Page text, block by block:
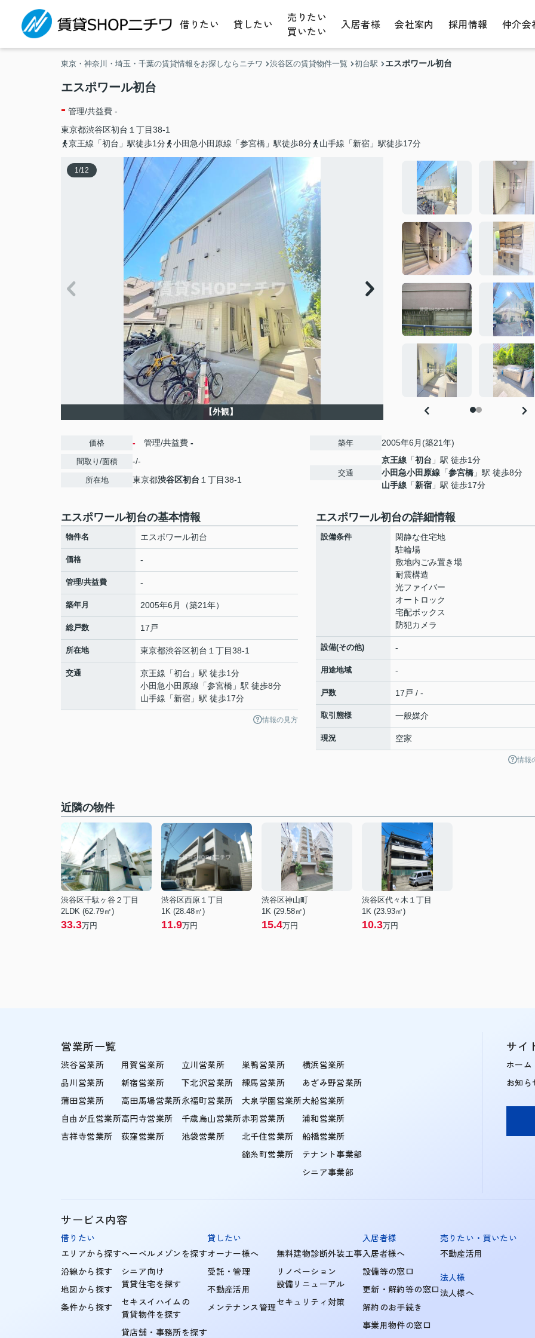
借りたい 貸したい
売りたい
買いたい
入居者様 会社案内 採用情報 仲介会
東京・神奈川・埼玉・千葉の賃貸情報をお探しならニチワ 渋谷区の賃貸物件一覧 初台駅 エスポワール初台
エスポワール初台
- 管理/共益費 -
東京都渋谷区初台 １丁目38-1
京王線「初台」駅徒歩1分
小田急小田原線「参宮橋」駅徒歩8分 山手線「新宿」駅徒歩17分
1/12
【外観】
価格 - 管理/共益費 -
間取り/面積 -/-
所在地 東京都渋谷区初台 １丁目38-1
築年 2005年6月(築21年)
交通
京王線 「初台 」駅 徒歩1分
小田急小田原線 「参宮橋 」駅 徒歩8分
山手線 「新宿 」駅 徒歩17分
エスポワール初台の基本情報
物件名 エスポワール初台
価格 -
管理/共益費 -
築年月 2005年6月（築21年）
総戸数 17戸
所在地 東京都渋谷区初台 １丁目38-1
交通 京王線 「初台 」駅 徒歩1分
小田急小田原線 「参宮橋 」駅 徒歩8分
山手線 「新宿 」駅 徒歩17分
情報の見方
エスポワール初台の詳細情報
設備条件
閑静な住宅地
駐輪場
敷地内ごみ置き場
耐震構造
光ファイバー
オートロック
宅配ボックス
防犯カメラ
設備(その他) -
用途地域 -
戸数 17戸 / -
取引態様 一般媒介
現況 空家
情報
近隣の物件
渋谷区千駄ヶ谷２丁目
2LDK (62.79㎡)
33.3万円
渋谷区西原１丁目
1K (28.48㎡)
11.9万円
渋谷区神山町
1K (29.58㎡)
15.4万円
渋谷区代々木１丁目
1K (23.93㎡)
10.3万円
営業所一覧
渋谷営業所
品川営業所
蒲田営業所
自由が丘営業所
吉祥寺営業所
用賀営業所
新宿営業所
高田馬場営業所
高円寺営業所
荻窪営業所
立川営業所
下北沢営業所
永福町営業所
千歳烏山営業所
池袋営業所
巣鴨営業所
練馬営業所
大泉学園営業所
赤羽営業所
北千住営業所
錦糸町営業所
横浜営業所
あざみ野営業所
大船営業所
浦和営業所
船橋営業所
テナント事業部
シニア事業部
サイ
ホーム
お知ら
サービス内容
借りたい
エリアから探す
沿線から探す
地図から探す
条件から探す
ヘーベルメゾンを探す
シニア向け
賃貸住宅を探す
セキスイハイムの
賃貸物件を探す
貸店舗・事務所を探す
貸したい
オーナー様へ
受託・管理
不動産活用
メンテナンス管理
無料建物診断外装工事
リノベーション
設備リニューアル
セキュリティ対策
入居者様
入居者様へ
設備等の窓口
更新・解約等の窓口
解約のお手続き
事業用物件の窓口
売りたい・買いたい
不動産活用
法人様
法人様へ